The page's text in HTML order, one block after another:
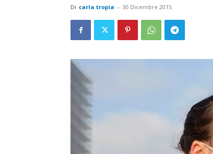
Di carla tropia - 30 Dicembre 2015